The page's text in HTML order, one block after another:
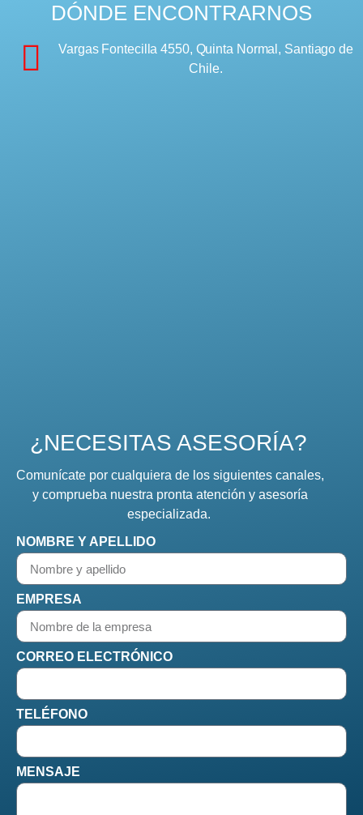
DÓNDE ENCONTRARNOS
Vargas Fontecilla 4550, Quinta Normal, Santiago de
Chile.
¿NECESITAS ASESORÍA?
Comunícate por cualquiera de los siguientes canales,
y comprueba nuestra pronta atención y asesoría
especializada.
NOMBRE Y APELLIDO
EMPRESA
CORREO ELECTRÓNICO
TELÉFONO
MENSAJE